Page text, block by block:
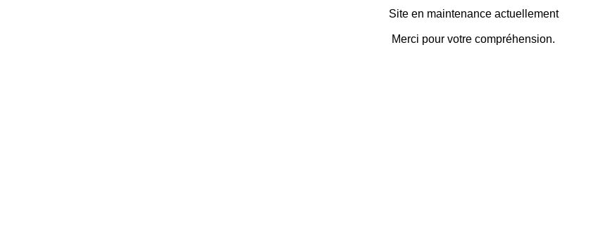
Site en maintenance actuellement
Merci pour votre compréhension.